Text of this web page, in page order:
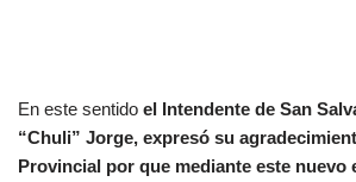
En este sentido el Intendente de San
“Chuli” Jorge, expresó su
Provincial por que mediante este nuevo